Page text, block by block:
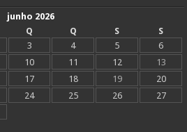
junho 2026
Q Q S
S
3 4 5
6
10 11 12
13
17 18 19
20
24 25 26
27